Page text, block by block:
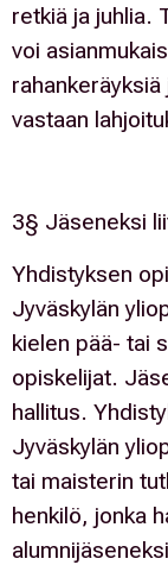
retkiä ja juhlia.
voi
vastaan
3§ Jäseneksi
Yhdistyksen
Jyväskylän
kielen pää- tai
opiskelijat.
hallitus.
Jyväskylän
tai maisterin
henkilö, jonka